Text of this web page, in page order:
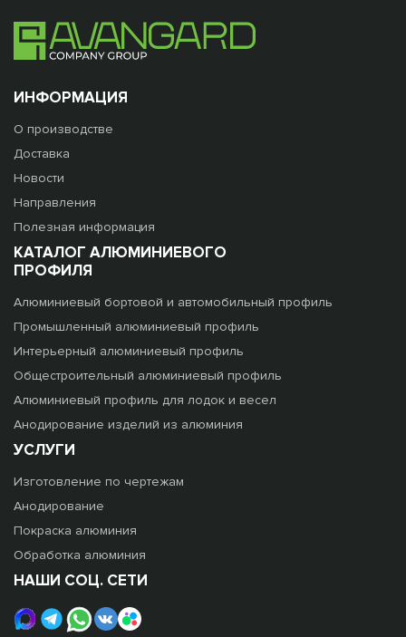
ИНФОРМАЦИЯ
О производстве
Доставка
Новости
Направления
Полезная информация
КАТАЛОГ АЛЮМИНИЕВОГО
ПРОФИЛЯ
Алюминиевый бортовой и автомобильный профиль
Промышленный алюминиевый профиль
Интерьерный алюминиевый профиль
Общестроительный алюминиевый профиль
Алюминиевый профиль для лодок и весел
Анодирование изделий из алюминия
УСЛУГИ
Изготовление по чертежам
Анодирование
Покраска алюминия
Обработка алюминия
НАШИ СОЦ. СЕТИ